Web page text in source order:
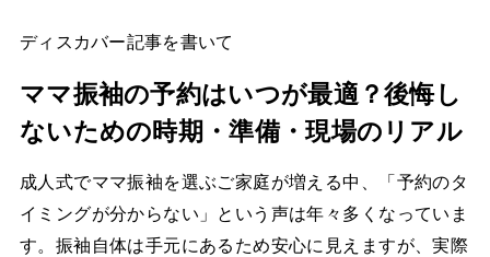
ディスカバー記事を書いて
ママ振袖の予約はいつが最適？後悔し
ないための時期・準備・現場のリアル
成人式でママ振袖を選ぶご家庭が増える中、「予約のタ
イミングが分からない」という声は年々多くなっていま
す。振袖自体は手元にあるため安心に見えますが、実際